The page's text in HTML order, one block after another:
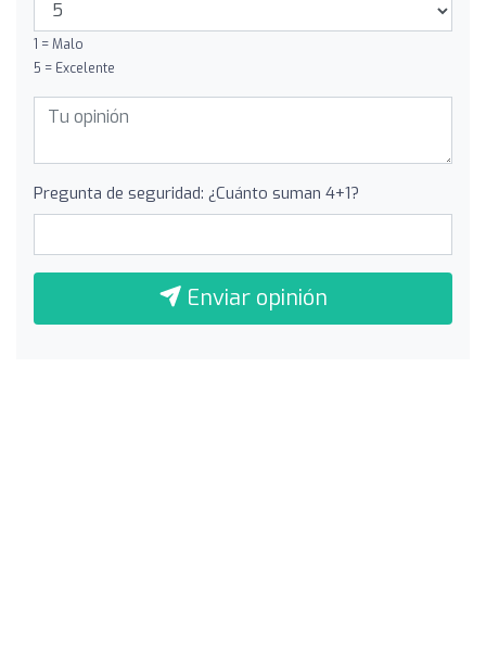
1 = Malo
5 = Excelente
Pregunta de seguridad: ¿Cuánto suman 4+1?
Enviar opinión